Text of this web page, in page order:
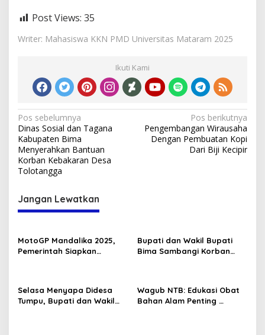
Post Views: 35
Writer: Mahasiswa KKN PMD Universitas Mataram 2025
Ikuti Kami
Navigasi
pos
Pos sebelumnya
Dinas Sosial dan Tagana
Kabupaten Bima
Menyerahkan Bantuan
Korban Kebakaran Desa
Tolotangga
Pos berikutnya
Pengembangan Wirausaha
Dengan Pembuatan Kopi
Dari Biji Kecipir
Jangan Lewatkan
MotoGP Mandalika 2025,
Pemerintah Siapkan
Bupati dan Wakil Bupati
Bima Sambangi Korban
Selasa Menyapa Didesa
Tumpu, Bupati dan Wakil
Wagub NTB: Edukasi Obat
Bahan Alam Penting